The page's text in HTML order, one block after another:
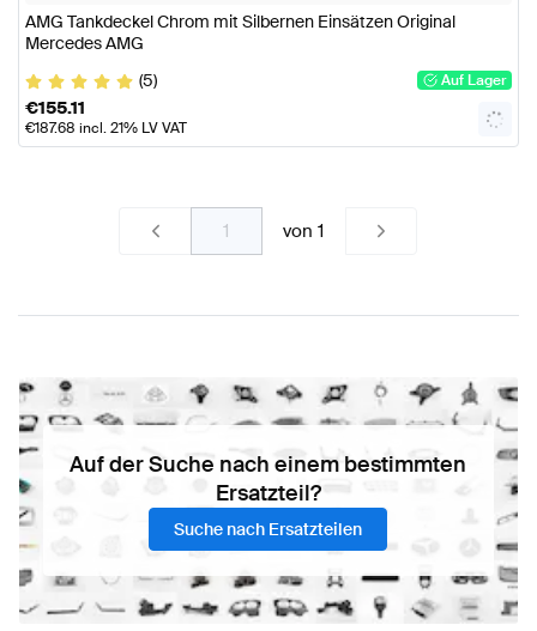
AMG Tankdeckel Chrom mit Silbernen Einsätzen Original
Mercedes AMG
(5)
Auf Lager
€155.11
€187.68 incl. 21% LV VAT
von1
Auf der Suche nach einem bestimmten
Ersatzteil?
Suche nach Ersatzteilen